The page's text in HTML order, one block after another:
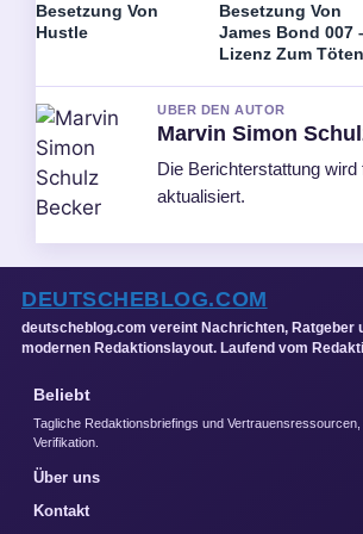
Besetzung Von
Hustle
Besetzung Von
James Bond 007
Lizenz Zum Töten
UBER DEN AUTOR
Marvin Simon
Die Berichterstattung
aktualisiert.
DEUTSCHEBLOG.COM
deutscheblog.com vereint Nachrichten, Ratgeber
modernen Redaktionslayout. Laufend vom
Beliebt
Tagliche Redaktionsbriefings und
Verifikation.
Über uns
Kontakt